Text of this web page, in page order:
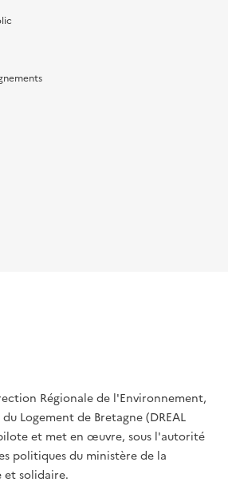
Régionale de l'Environnement,
Logement de Bretagne (DREAL
pilote et met en œuvre, sous l'autorité
politiques du ministère de la
et solidaire.